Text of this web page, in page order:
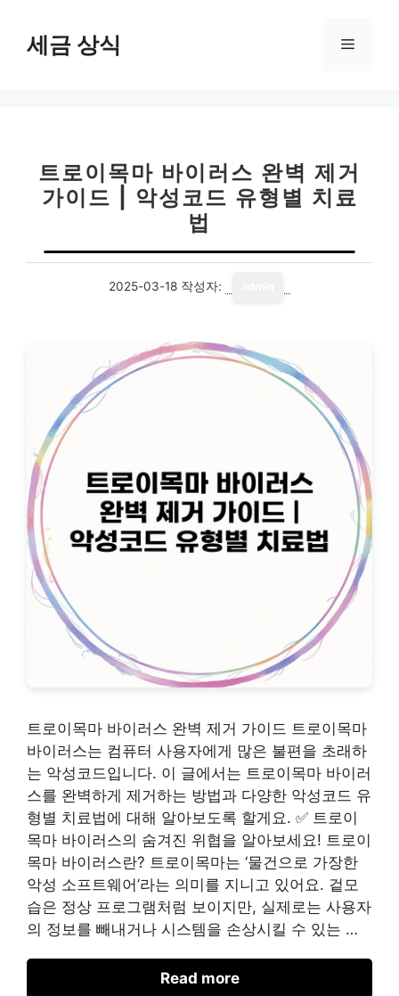
세금 상식 메
트로이목마 바이러스 완벽 제거
가이드 | 악성코드 유형별 치료
법
2025-03-18 작성자:
트로이목마 바이러스 완벽 제거 가이드 트로이목마
바이러스는 컴퓨터 사용자에게 많은 불편을 초래하
는 악성코드입니다. 이 글에서는 트로이목마 바이러
스를 완벽하게 제거하는 방법과 다양한 악성코드 유
형별 치료법에 대해 알아보도록 할게요. ✅ 트로이
목마 바이러스의 숨겨진 위협을 알아보세요! 트로이
목마 바이러스란? 트로이목마는 ‘물건으로 가장한
악성 소프트웨어’라는 의미를 지니고 있어요. 겉모
습은 정상 프로그램처럼 보이지만, 실제로는 사용자
의 정보를 빼내거나 시스템을 손상시킬 수 있는 …
Read more